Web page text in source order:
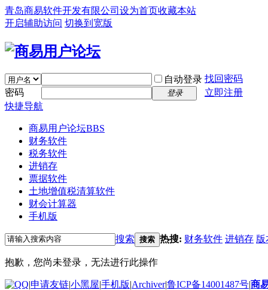
青岛商易软件开发有限公司 设为首页收藏本站
开启辅助访问 切换到宽版
自动登录 找回密码
密码
登录
立即注册
快捷导航
商易用户论坛BBS
财务软件
税务软件
进销存
票据软件
土地增值税清算软件
财会计算器
手机版
搜索 搜索 热搜: 财务软件 进销存 版
抱歉，您尚未登录，无法进行此操作
|申请友链|小黑屋|手机版|Archiver|鲁ICP备14001487号|商